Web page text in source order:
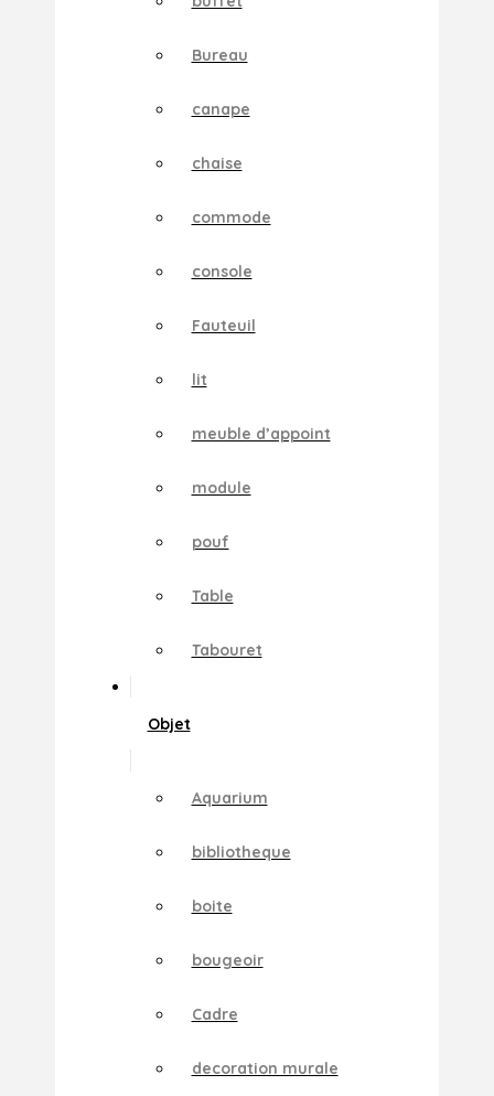
Bureau
canape
chaise
commode
console
Fauteuil
lit
meuble d’appoint
module
pouf
Table
Tabouret
Objet
Aquarium
bibliotheque
boite
bougeoir
Cadre
decoration murale